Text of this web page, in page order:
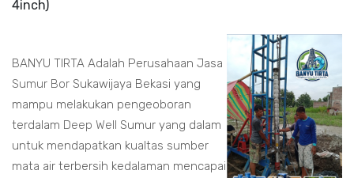
4inch)
BANYU TIRTA Adalah Perusahaan Jasa
Sumur Bor Sukawijaya Bekasi yang
mampu melakukan pengeoboran
terdalam Deep Well
Sumur yang dalam
untuk mendapatkan kualtas sumber
mata air terbersih kedalaman mencapai